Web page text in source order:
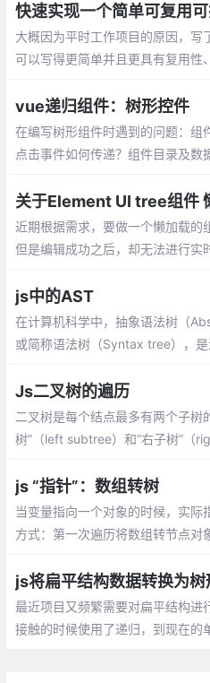
快速实现一个简单可复用
大概因为平时工作项目的原因，写
可以写得更简单并且更具有复用性
其实都可以用树形结构来描述
vue递归组件：树形控件
在编写树形组件时遇到的问题：组
点击事件如何传递？组件目录及数
e属性
关于Element UI tree组件
近期根据需求，要做一个懒加载的
但是编辑成功之后，却无法进行实
mentUi的tree组件源代码。
js中的AST
在计算机科学中，抽象语法树（
或简称语法树（Syntax tree），
表示源代码中的一种结构
Js二叉树的遍历
二叉树是每个结点最多有两个子树
树”（left subtree）和“右子树”（
js “指针”：数组转树
当变量指向一个对象的时候，实际
方式：第一次遍历将数组转节点
js将扁平结构数据转换为树
最近项目又频繁需要对扁平结构进
接触的时候使用了递归，到现在的